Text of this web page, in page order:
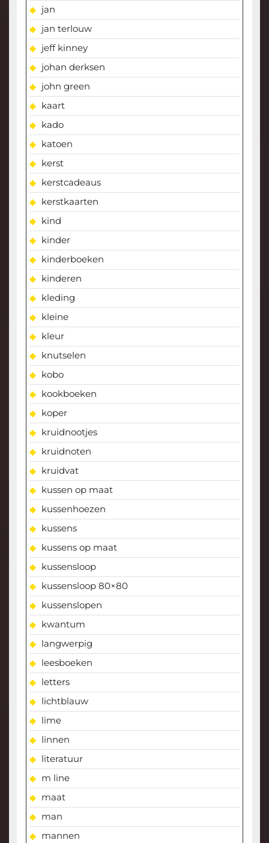
jan
jan terlouw
jeff kinney
johan derksen
john green
kaart
kado
katoen
kerst
kerstcadeaus
kerstkaarten
kind
kinder
kinderboeken
kinderen
kleding
kleine
kleur
knutselen
kobo
kookboeken
koper
kruidnootjes
kruidnoten
kruidvat
kussen op maat
kussenhoezen
kussens
kussens op maat
kussensloop
kussensloop 80×80
kussenslopen
kwantum
langwerpig
leesboeken
letters
lichtblauw
lime
linnen
literatuur
m line
maat
man
mannen